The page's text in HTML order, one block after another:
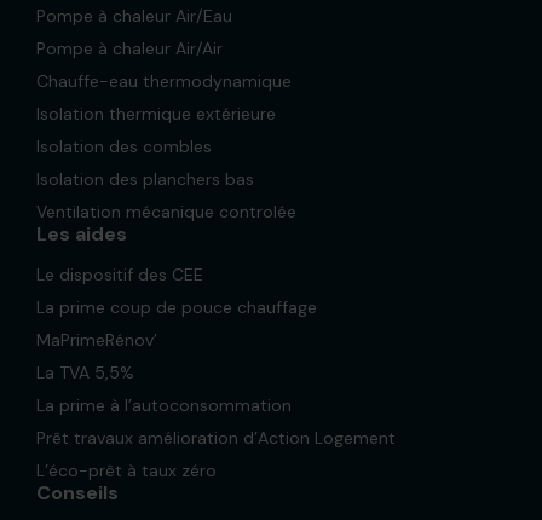
Pompe à chaleur Air/Eau
Pompe à chaleur Air/Air
Chauffe-eau thermodynamique
Isolation thermique extérieure
Isolation des combles
Isolation des planchers bas
Ventilation mécanique controlée
Les aides
Le dispositif des CEE
La prime coup de pouce chauffage
MaPrimeRénov’
La TVA 5,5%
La prime à l’autoconsommation
Prêt travaux amélioration d’Action Logement
L’éco-prêt à taux zéro
Conseils